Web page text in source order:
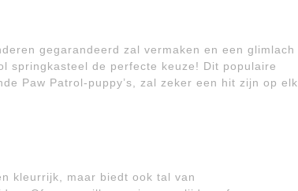
gegarandeerd zal vermaken en een glimlach
springkasteel de perfecte keuze! Dit populaire
Paw Patrol-puppy’s, zal zeker een hit zijn op elk
kleurrijk, maar biedt ook tal van